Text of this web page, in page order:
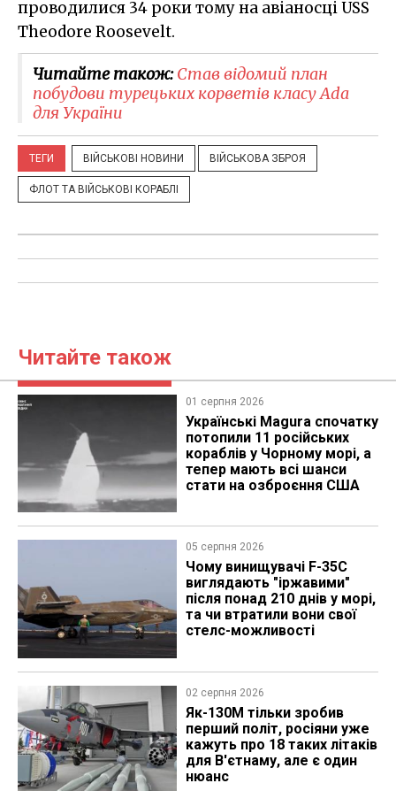
проводилися 34 роки тому на авіаносці USS
Theodore Roosevelt.
Читайте також:Став відомий план
побудови турецьких корветів класу Ada
для України
ТЕГИ ВІЙСЬКОВІ НОВИНИ ВІЙСЬКОВА ЗБРОЯ
ФЛОТ ТА ВІЙСЬКОВІ КОРАБЛІ
Читайте також
01 серпня 2026
Українські Magura спочатку
потопили 11 російських
кораблів у Чорному морі, а
тепер мають всі шанси
стати на озброєння США
05 серпня 2026
Чому винищувачі F-35C
виглядають "іржавими"
після понад 210 днів у морі,
та чи втратили вони свої
стелс-можливості
02 серпня 2026
Як-130М тільки зробив
перший політ, росіяни уже
кажуть про 18 таких літаків
для В'єтнаму, але є один
нюанс